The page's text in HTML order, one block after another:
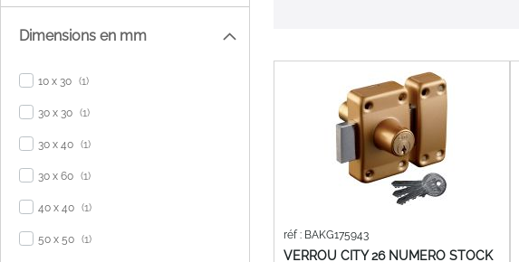
VERROU CITY 26 NUMERO STOCK
réf : BAKG175943
Dimensions en mm
10 x 30 1item
30 x 30 1item
30 x 40 1item
30 x 60 1item
40 x 40 1item
50 x 50 1item